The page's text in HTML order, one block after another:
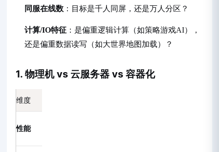
同服在线数 ：目标是千人同屏，还是万人分区？
计算/IO特征 ：是偏重逻辑计算（如策略游戏AI），
还是偏重数据读写（如大世界地图加载）？
1. 物理机 vs 云服务器 vs 容器化
维度
性能